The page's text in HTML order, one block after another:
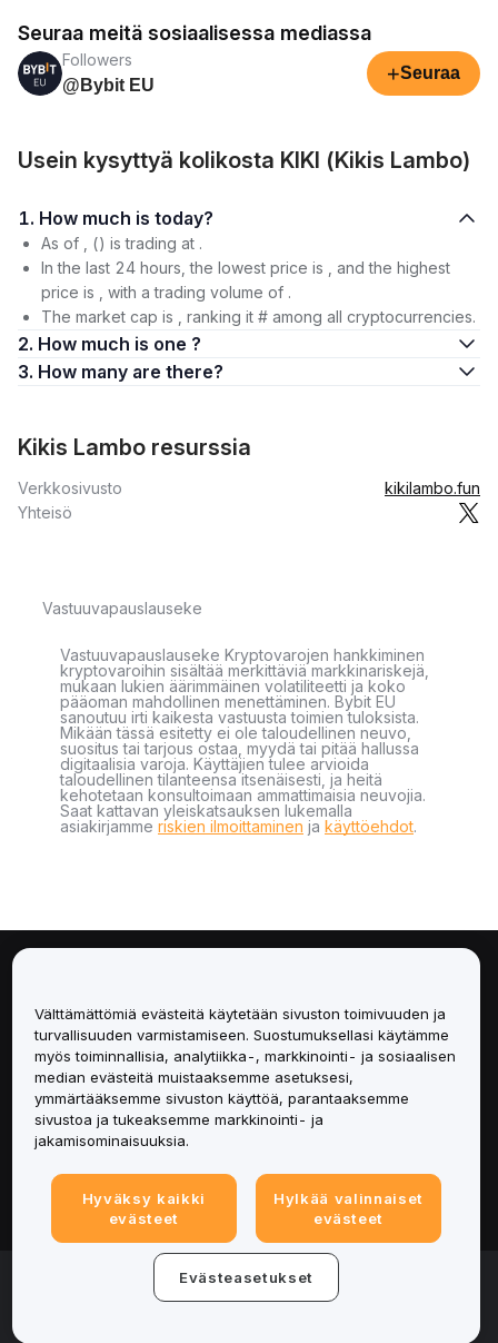
Seuraa meitä sosiaalisessa mediassa
Followers
@Bybit EU
+Seuraa
Usein kysyttyä kolikosta KIKI (Kikis Lambo)
1. How much is today?
As of , () is trading at .
In the last 24 hours, the lowest price is , and the highest
price is , with a trading volume of .
The market cap is , ranking it # among all cryptocurrencies.
2. How much is one ?
3. How many are there?
Kikis Lambo resurssia
Verkkosivusto
kikilambo.fun
Yhteisö
Vastuuvapauslauseke
Vastuuvapauslauseke Kryptovarojen hankkiminen
kryptovaroihin sisältää merkittäviä markkinariskejä,
mukaan lukien äärimmäinen volatiliteetti ja koko
pääoman mahdollinen menettäminen. Bybit EU
sanoutuu irti kaikesta vastuusta toimien tuloksista.
Mikään tässä esitetty ei ole taloudellinen neuvo,
suositus tai tarjous ostaa, myydä tai pitää hallussa
digitaalisia varoja. Käyttäjien tulee arvioida
taloudellinen tilanteensa itsenäisesti, ja heitä
kehotetaan konsultoimaan ammattimaisia neuvojia.
Saat kattavan yleiskatsauksen lukemalla
asiakirjamme riskien ilmoittaminen ja käyttöehdot.
Palvelut
Tuki
Tuotteet
Lakiasiat
© 2025-2026 Bybit.eu. All rights reserved.
Välttämättömiä evästeitä käytetään sivuston toimivuuden ja
turvallisuuden varmistamiseen. Suostumuksellasi käytämme
myös toiminnallisia, analytiikka-, markkinointi- ja sosiaalisen
median evästeitä muistaaksemme asetuksesi,
ymmärtääksemme sivuston käyttöä, parantaaksemme
sivustoa ja tukeaksemme markkinointi- ja
jakamisominaisuuksia.
Hyväksy kaikki
evästeet
Hylkää valinnaiset
evästeet
Evästeasetukset